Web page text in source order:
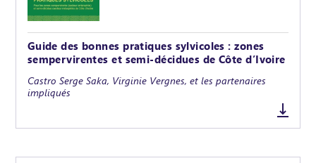
Guide des bonnes pratiques sylvicoles : zones
sempervirentes et semi-décidues de Côte d’Ivoire
Castro Serge Saka, Virginie Vergnes, et les partenaires
impliqués